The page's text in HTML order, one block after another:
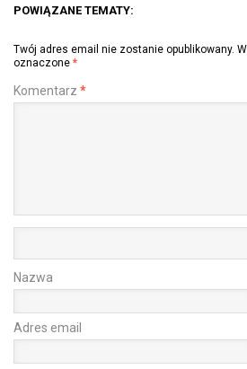
POWIĄZANE TEMATY:
Twój adres email nie zostanie opublikowany.
oznaczone *
Komentarz *
Nazwa
Adres email